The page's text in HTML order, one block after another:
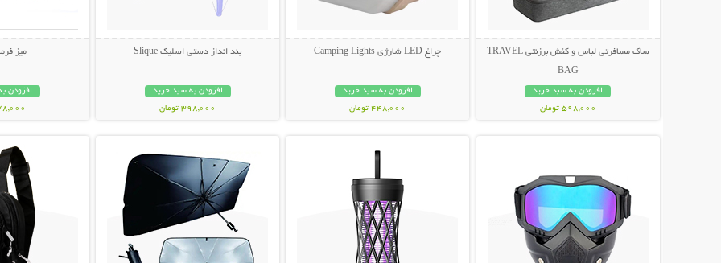
ساک مسافرتی لباس و کفش برزنتی TRAVEL
BAG
افزودن به سبد خرید
598,000 تومان
چراغ LED شارژی Camping Lights
افزودن به سبد خرید
448,000 تومان
بند انداز دستی اسلیک Slique
افزودن به سبد خرید
398,000 تومان
میز
افزودن
478,000